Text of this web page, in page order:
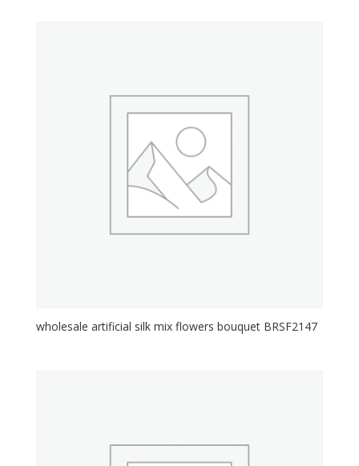
wholesale artificial silk mix flowers bouquet BRSF2147